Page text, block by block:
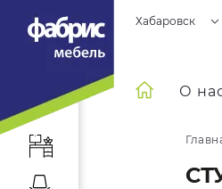
Хабаровск
О